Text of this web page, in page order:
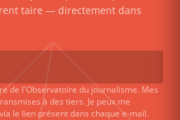
taire — directement dans
de l'Observatoire du journalisme. Mes
à des tiers. Je peux me
le lien présent dans chaque e-mail.